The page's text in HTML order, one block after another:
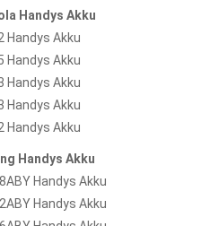
Handys Akku
Handys Akku
Handys Akku
Handys Akku
Handys Akku
Handys Akku
Handys Akku
Handys Akku
Handys Akku